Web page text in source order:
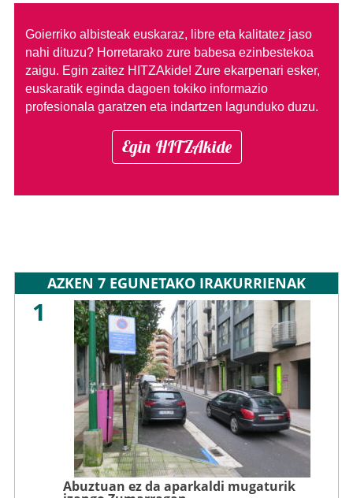
Goierriko albisteak euskaraz, libre eta kalitatez jaso
nahi dituzu? Horretarako zure babesa ezinbestekoa
zaigu. Egin zaitez HITZAkide! Zure ekarpenari esker,
euskaratik eginda dagoen tokiko informazio
profesionala garatzen eta indartzen lagunduko duzu.
Egin HITZAkide
AZKEN 7 EGUNETAKO IRAKURRIENAK
1
Abuztuan ez da aparkaldi mugaturik